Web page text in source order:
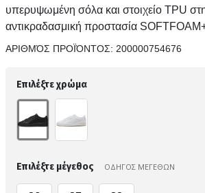
υπερυψωμένη σόλα και στοιχείο TPU
αντικραδασμική προστασία
ΑΡΙΘΜΌΣ ΠΡΟΪΌΝΤΟΣ: 200000754676
Επιλέξτε χρώμα
Επιλέξτε μέγεθος ΟΔΗΓΟΣ ΜΕΓΕΘΩΝ